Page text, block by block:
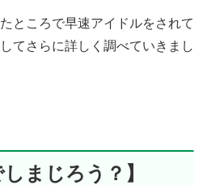
ところで早速アイドルをされて
てさらに詳しく調べていきまし
まじろう？】